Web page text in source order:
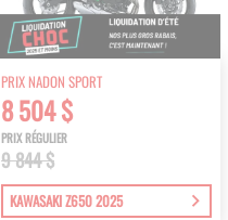
PRIX NADON SPORT
8 504 $
PRIX RÉGULIER
9 844 $
KAWASAKI Z650 2025